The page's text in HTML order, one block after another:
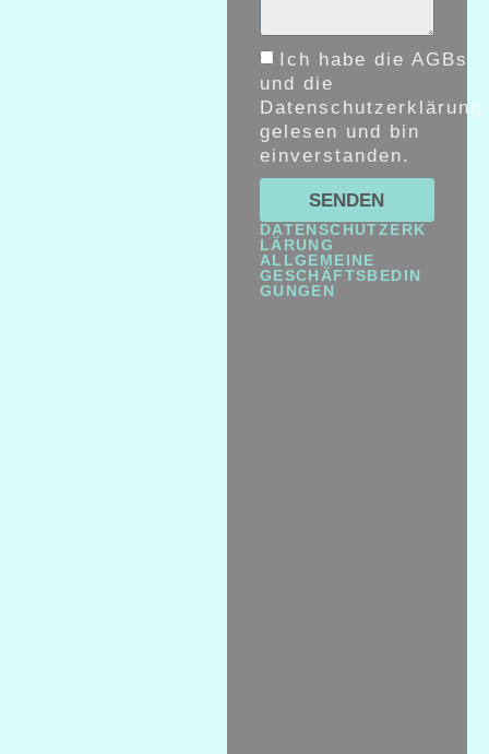
Ich habe die AGBs
und die
Datenschutzerklärung
gelesen und bin
einverstanden.
SENDEN
DATENSCHUTZERK
LÄRUNG
ALLGEMEINE
GESCHÄFTSBEDIN
GUNGEN